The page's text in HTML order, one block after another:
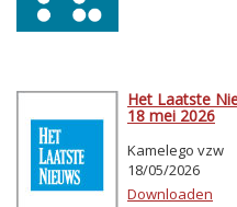
Het Laatste
18 mei 2026
Kamelego vzw
18/05/2026
Downloaden